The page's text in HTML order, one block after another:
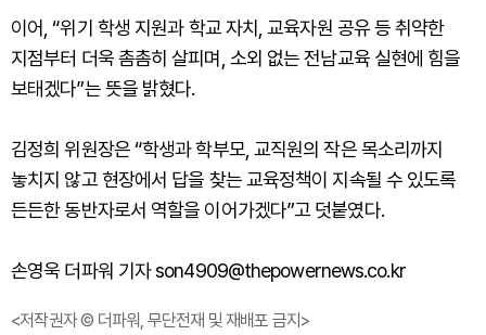
이어, “위기 학생 지원과 학교 자치, 교육자원 공유 등 취약한
지점부터 더욱 촘촘히 살피며, 소외 없는 전남교육 실현에 힘을
보태겠다”는 뜻을 밝혔다.
김정희 위원장은 “학생과 학부모, 교직원의 작은 목소리까지
놓치지 않고 현장에서 답을 찾는 교육정책이 지속될 수 있도록
든든한 동반자로서 역할을 이어가겠다”고 덧붙였다.
손영욱 더파워 기자 son4909@thepowernews.co.kr
<저작권자 © 더파워, 무단전재 및 재배포 금지>